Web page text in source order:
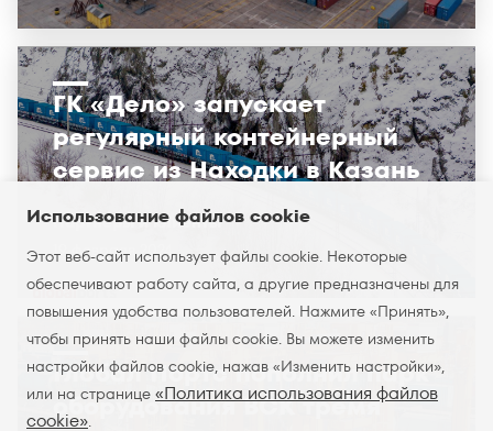
ГК «Дело» запускает
регулярный контейнерный
сервис из Находки в Казань
Партнёры и клиенты
19 февраля 2024
Глобал Портс пополнил парк
оборудования ВСК тремя
Использование файлов cookie
Этот веб-сайт использует файлы cookie. Некоторые
обеспечивают работу сайта, а другие предназначены для
повышения удобства пользователей. Нажмите «Принять»,
чтобы принять наши файлы cookie. Вы можете изменить
настройки файлов cookie, нажав «Изменить настройки»,
или на странице «Политика использования файлов
cookie».